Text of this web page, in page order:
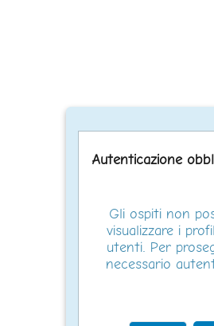
Autenticazione
Gli ospiti non
visualizzare i
utenti. Per
necessario